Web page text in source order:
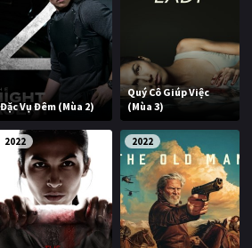
Gia đình
Tiểu sử
DramaTV
Trung Quốc - Hồng Kông
Đặc Vụ Đêm (Mùa 2)
Quý Cô Giúp Việc
(Mùa 3)
2022 2022